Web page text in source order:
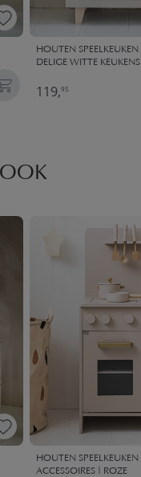
HOUTEN
DELIGE WITTE
119,95
HOUTEN
ACCESSOIRES | ROZE